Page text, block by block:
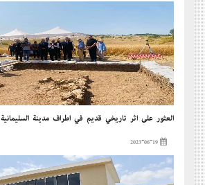
العثور على أثر تأريخي قديم في أطراف مدينة السليمانية